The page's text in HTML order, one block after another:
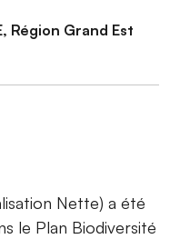
Région Grand Est
Nette) a été
le Plan Biodiversité